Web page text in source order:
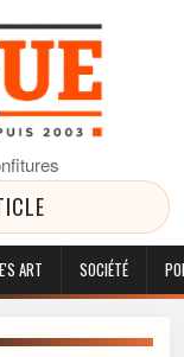
ART SOCIÉTÉ